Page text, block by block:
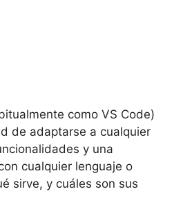
como VS Code)
de adaptarse a cualquier
y una
cualquier lenguaje o
sirve, y cuáles son sus